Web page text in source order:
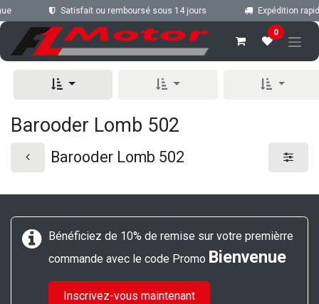
Se rendre au contenuSatisfait ou remboursé sous 14 jours Expédition
0
Barooder Lomb 502
Barooder Lomb 502
Bénéficiez de 10% de remise sur votre premièrre
commande avec le code Promo Bienvenue
Inscrivez-vous maintenant